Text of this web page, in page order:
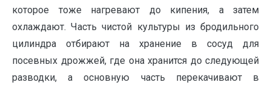
которое тоже нагревают до кипения, а затем
охлаждают. Часть чистой культуры из бродильного
цилиндра отбирают на хранение в сосуд для
посевных дрожжей, где она хранится до следующей
разводки, а основную часть перекачивают в